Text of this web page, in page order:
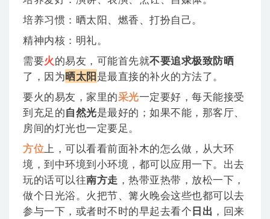
培养习惯：晒太阳、燃香、打扮自己。
精神内核：明礼。
需要火的易友，可能首先就不要追求极致防晒
了，因为晒太阳是最直接的补火的方法了。
要火的易友，家里的采光一定要好，每天能接受
到充足的自然光是最好的；如果不能，那客厅、
房间的灯光也一定要足。
方位上，可以看看前面补木的怎么做，从大环
境，到中环境到小环境，都可以应用一下。出去
玩的话可以往南方走 ，热带亚热带，放松一下，
做个日光浴。火把节、篝火晚会这些也都可以去
参与一下，或者时不时的早起去看个日出 ，回来